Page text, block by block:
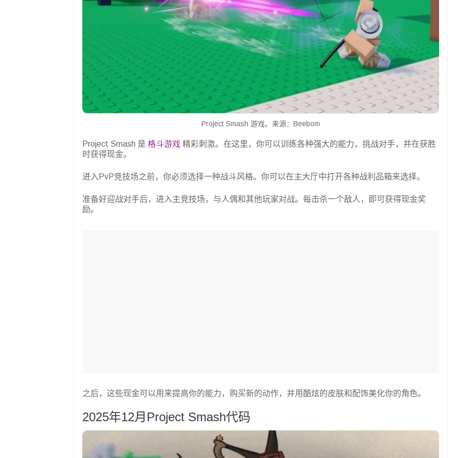
Project Smash 游戏。来源：Beebom
Project Smash 是 格斗游戏 精彩刺激。在这里，你可以训练各种强大的能力，挑战对手，并在获胜
时获得现金。
进入PvP竞技场之前，你必须选择一种战斗风格。你可以在主大厅中打开各种战利品箱来选择。
准备好迎战对手后，进入主竞技场，与人偶和其他玩家对战。每击杀一个敌人，即可获得现金奖
励。
之后，这些现金可以用来提高你的能力，购买新的动作，并用酷炫的皮肤和配饰美化你的角色。
2025年12月Project Smash代码